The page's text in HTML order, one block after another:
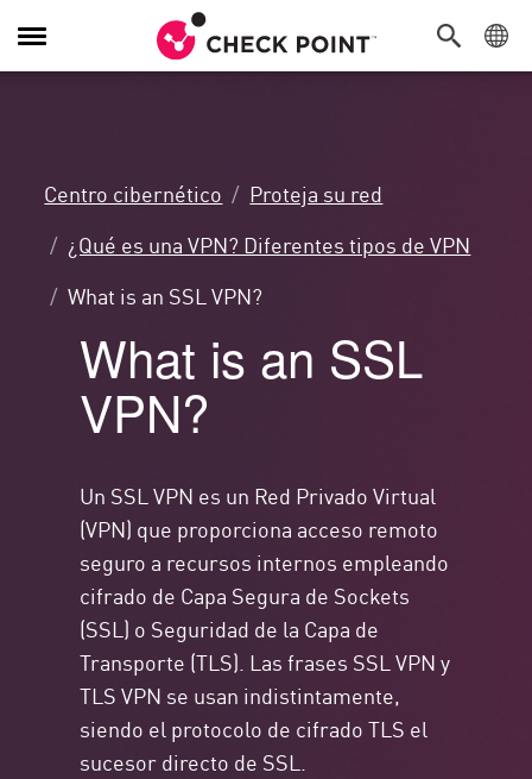
Alternar
navegación
Centro cibernético
Proteja su red
¿Qué es una VPN? Diferentes tipos de VPN
What is an SSL VPN?
What is an SSL
VPN?
Un SSL VPN es un Red Privado Virtual
(VPN) que proporciona acceso remoto
seguro a recursos internos empleando
cifrado de Capa Segura de Sockets
(SSL) o Seguridad de la Capa de
Transporte (TLS). Las frases SSL VPN y
TLS VPN se usan indistintamente,
siendo el protocolo de cifrado TLS el
sucesor directo de SSL.